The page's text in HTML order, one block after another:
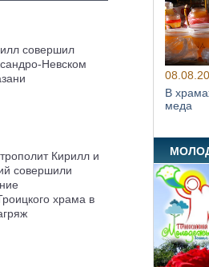
совершил
Невском
Кирилл и
совершили
храма в
В
меда